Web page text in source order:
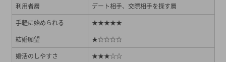
利用者層
デート相手、交際相手を探す層
手軽に始められる
★★★★★
結婚願望
★☆☆☆☆
婚活のしやすさ
★★★☆☆